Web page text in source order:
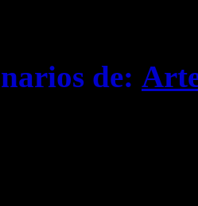
de: